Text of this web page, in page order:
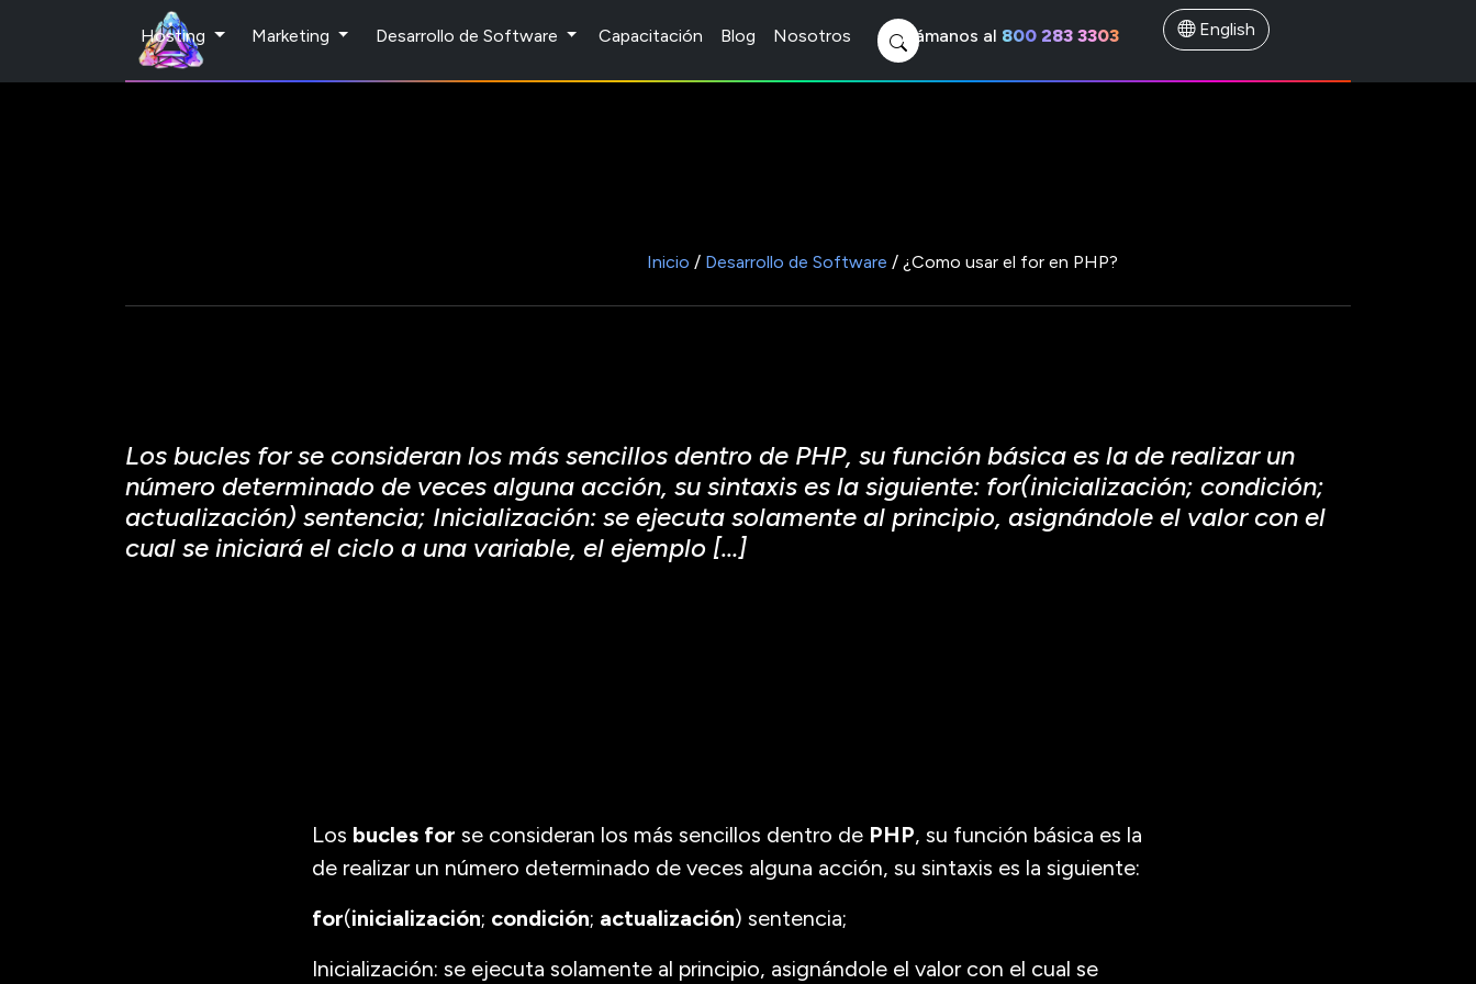
Hosting Marketing Desarrollo de Software Capacitación Blog Nosotros Llámanos al 800 283 3303 English
Inicio / Desarrollo de Software / ¿Como usar el for en PHP?
Los bucles for se consideran los más sencillos dentro de PHP, su función básica es la
de realizar un número determinado de veces alguna acción, su sintaxis es la siguiente:
for(inicialización; condición; actualización) sentencia;
Inicialización: se ejecuta solamente al principio, asignándole el valor con el cual se